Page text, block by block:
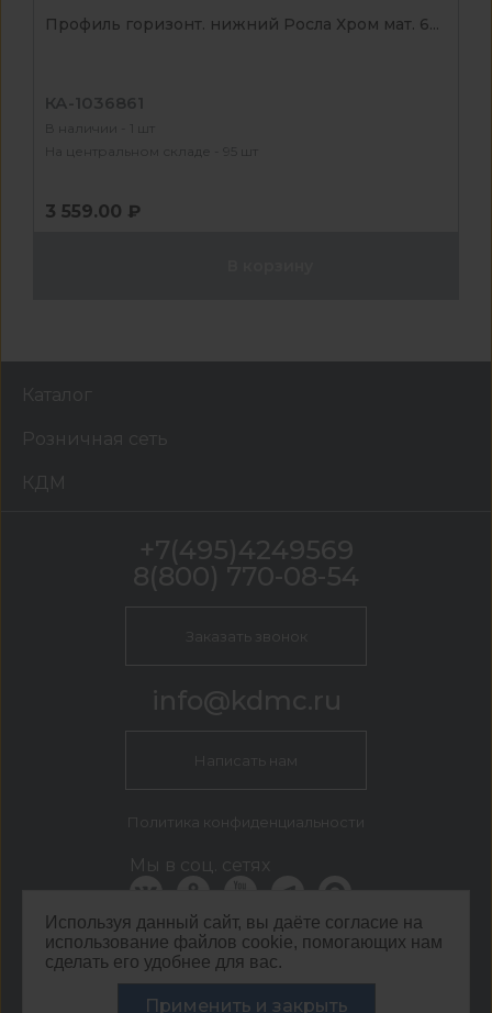
Профиль горизонт. нижний Росла Хром мат. 6...
КА-1036861
В наличии - 1 шт
На центральном складе - 95 шт
3 559.00 ₽
Используя данный сайт, вы даёте согласие на
использование файлов cookie, помогающих нам
сделать его удобнее для вас.
Применить и закрыть
Каталог
Розничная сеть
КДМ
КДМ Москва
г. Москва, Кавказский бульвар, 54
+7(495)4249569
8(800) 770-08-54
Заказать звонок
info@kdmc.ru
Написать нам
Политика конфиденциальности
Мы в соц. сетях
ООО ЦЕНТР КДМ. ИНН: 3661037157 ОГРН: 1063667287551